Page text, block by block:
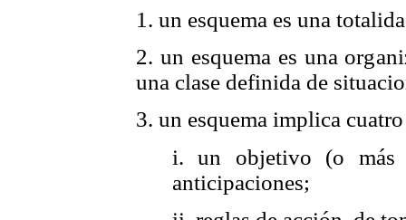
1. un esquema es una
2. un esquema es una
una clase definida de
3. un esquema implica
i. un objetivo (o más
anticipaciones;